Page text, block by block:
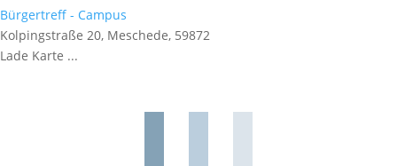
Bürgertreff - Campus
Kolpingstraße 20, Meschede, 59872
Lade Karte ...